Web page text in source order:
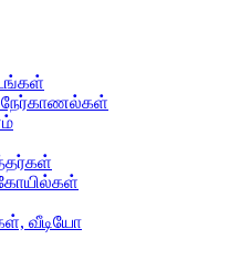
நேர்காணல்கள்
வீடியோ